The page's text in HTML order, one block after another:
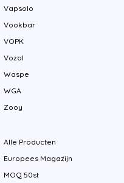
Vapsolo
Vookbar
VOPK
Vozol
Waspe
WGA
Zooy
Alle Producten
Europees Magazijn
MOQ 50st